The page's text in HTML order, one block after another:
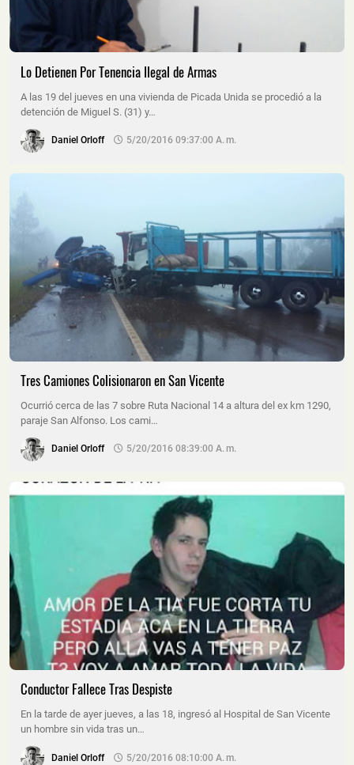
Lo Detienen Por Tenencia Ilegal de Armas
A las 19 del jueves en una vivienda de Picada Unida se procedió a la
detención de Miguel S. (31) y…
Daniel Orloff 5/20/2016 09:37:00 A. M.
Tres Camiones Colisionaron en San Vicente
Ocurrió cerca de las 7 sobre Ruta Nacional 14 a altura del ex km 1290,
paraje San Alfonso. Los cami…
Daniel Orloff 5/20/2016 08:39:00 A. M.
Conductor Fallece Tras Despiste
En la tarde de ayer jueves, a las 18, ingresó al Hospital de San Vicente
un hombre sin vida tras un…
Daniel Orloff 5/20/2016 08:10:00 A. M.